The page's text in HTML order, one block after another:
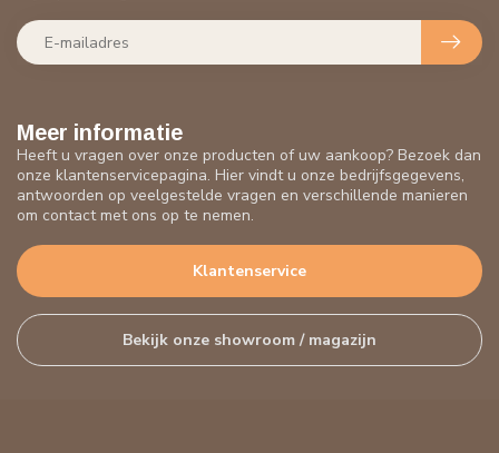
Meer informatie
Heeft u vragen over onze producten of uw aankoop? Bezoek dan
onze klantenservicepagina. Hier vindt u onze bedrijfsgegevens,
antwoorden op veelgestelde vragen en verschillende manieren
om contact met ons op te nemen.
Klantenservice
Bekijk onze showroom / magazijn